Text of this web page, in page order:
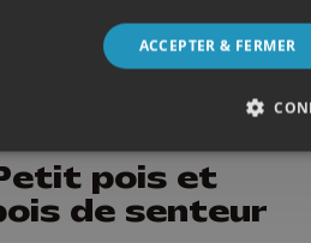
pois et
de senteur
ACCEPTER & FERMER